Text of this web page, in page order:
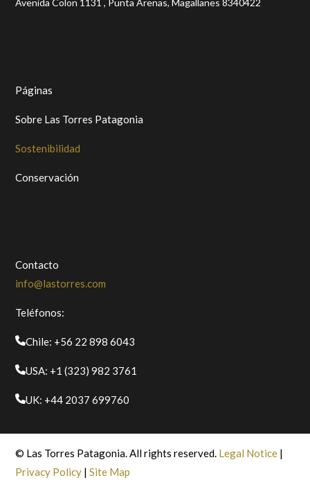
Avenida Colon 1131 , Punta Arenas, Magallanes 8340422
Páginas
Sobre Las Torres Patagonia
Sostenibilidad
Conservación
Contacto
info@lastorres.com
Teléfonos:
Chile: +56 22 898 6043
USA: +1 (323) 982 3761
UK: +44 2037 699760
© Las Torres Patagonia. All rights reserved. Legal Notice |
Privacy Policy |Site Map